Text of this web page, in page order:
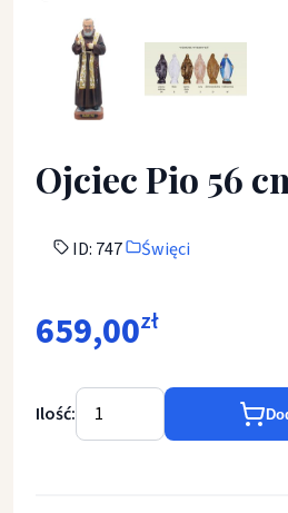
Ojciec Pio 56 cm. - Święci - Ojciec
Ojciec Pio 56
ID: 747 Święci
659,00zł
Ilość: